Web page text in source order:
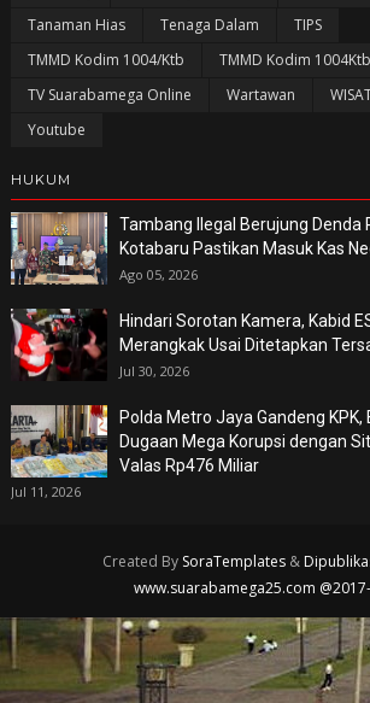
Tanaman Hias
Tenaga Dalam
TIPS
TMMD Kodim 1004/Ktb
TMMD Kodim 1004Ktb
TV Suarabamega Online
Wartawan
Youtube
HUKUM
Tambang Ilegal Berujung Denda
Kotabaru Pastikan Masuk Kas
Ago 05, 2026
Hindari Sorotan Kamera, Kabid
Merangkak Usai Ditetapkan
Jul 30, 2026
Polda Metro Jaya Gandeng KPK,
Dugaan Mega Korupsi dengan
Valas Rp476 Miliar
Jul 11, 2026
Created By SoraTemplates&
www.suarabamega25.com